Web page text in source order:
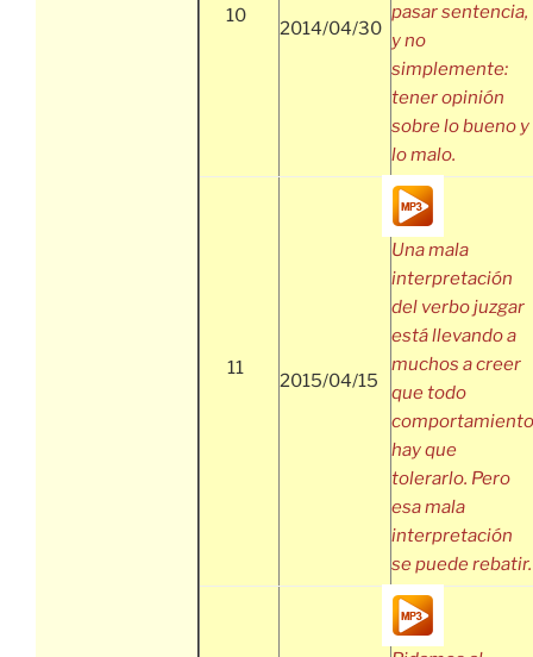
10
2014/04/30
pasar sentencia,
y no
simplemente:
tener opinión
sobre lo bueno y
lo malo.
11
2015/04/15
Una mala
interpretación
del verbo juzgar
está llevando a
muchos a creer
que todo
comportamiento
hay que
tolerarlo. Pero
esa mala
interpretación
se puede rebatir.